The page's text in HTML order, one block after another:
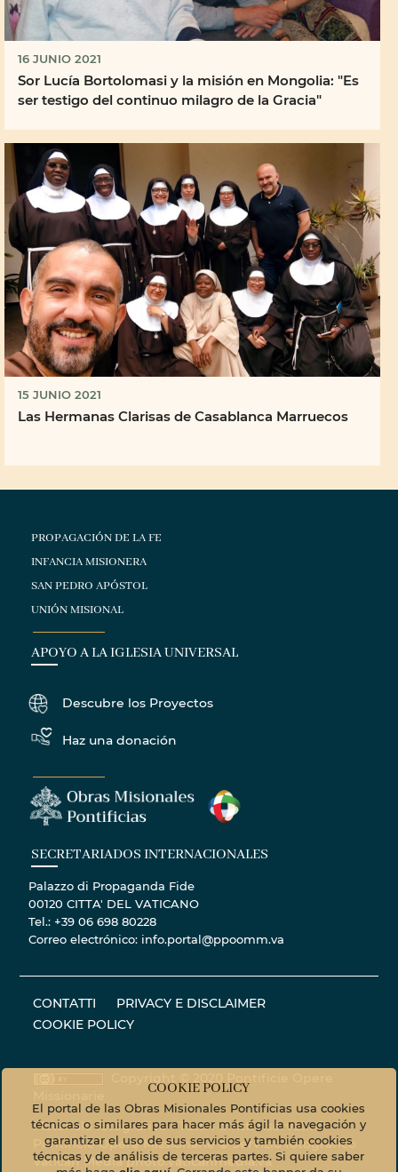
16 JUNIO 2021
Sor Lucía Bortolomasi y la misión en Mongolia: "Es
ser testigo del continuo milagro de la Gracia"
15 JUNIO 2021
Las Hermanas Clarisas de Casablanca Marruecos
PROPAGACIÓN DE LA FE
INFANCIA MISIONERA
SAN PEDRO APÓSTOL
UNIÓN MISIONAL
APOYO A LA IGLESIA UNIVERSAL
Descubre los Proyectos
Haz una donación
SECRETARIADOS INTERNACIONALES
Palazzo di Propaganda Fide
00120 CITTA' DEL VATICANO
Tel.: +39 06 698 80228
Correo electrónico: info.portal@ppoomm.va
CONTATTI
PRIVACY E DISCLAIMER
COOKIE POLICY
Materiale fotografico - Tutti i diritti riservati. ©
Pontificie Opere Missionarie © Servizio fotografico
Vatican Mediaphoto.vaticanmedia.va
COOKIE POLICY
El portal de las Obras Misionales Pontificias usa cookies
técnicas o similares para hacer más ágil la navegación y
garantizar el uso de sus servicios y también cookies
técnicas y de análisis de terceras partes. Si quiere saber